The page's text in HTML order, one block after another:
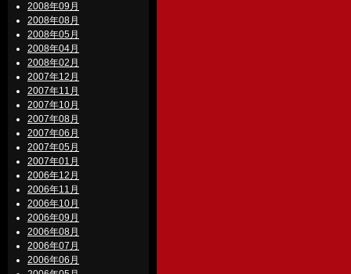
2008年09月
2008年08月
2008年05月
2008年04月
2008年02月
2007年12月
2007年11月
2007年10月
2007年08月
2007年06月
2007年05月
2007年01月
2006年12月
2006年11月
2006年10月
2006年09月
2006年08月
2006年07月
2006年06月